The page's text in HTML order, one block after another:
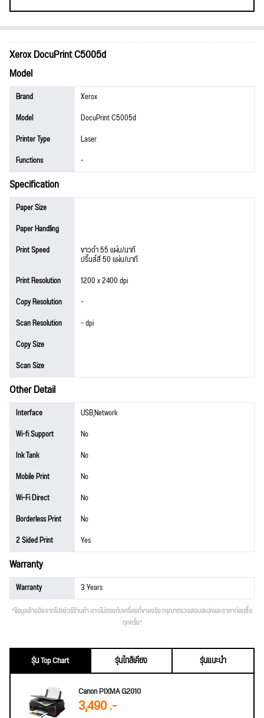
Xerox DocuPrint C5005d
Model
Brand
Xerox
Model
DocuPrint C5005d
Printer Type
Laser
Functions
-
Specification
Paper Size
Paper Handling
Print Speed
ขาวดำ 55 แผ่น/นาที
ปริ้นส์สี 50 แผ่น/นาที
Print Resolution
1200 x 2400 dpi
Copy Resolution
-
Scan Resolution
- dpi
Copy Size
Scan Size
Other Detail
Interface
USB,Network
Wi-fi Support
No
Ink Tank
No
Mobile Print
No
Wi-Fi Direct
No
Borderless Print
No
2 Sided Print
Yes
Warranty
Warranty 3 Years
*ข้อมูลอ้างอิงจากโปรชัวร์ร้านค้า อาจไม่ตรงกับเครื่องที่ขายจริง กรุณาตรวจสอบสเปคและราคาก่อนซื้อ
ทุกครั้ง*
รุ่น Top Chart รุ่นใกล้เคียง
รุ่นแนะนำ
Canon PIXMA G2010
3,490 .-